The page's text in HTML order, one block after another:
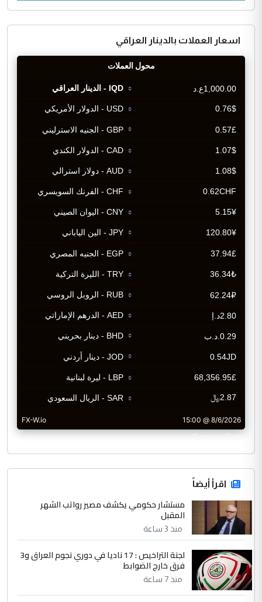
اسعار العملات بالدينار العراقي
CurrencyRate
اقرأ أيضاً
مستشار حكومي يكشف مصير رواتب الشهر
المقبل
منذ 3 ساعة
لجنة التراخيص : 17 ناديا في دوري نجوم العراق و3
فرق خارج الضوابط
منذ 7 ساعة